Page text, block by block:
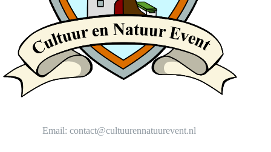
Email:contact@cultuurennatuurevent.nl